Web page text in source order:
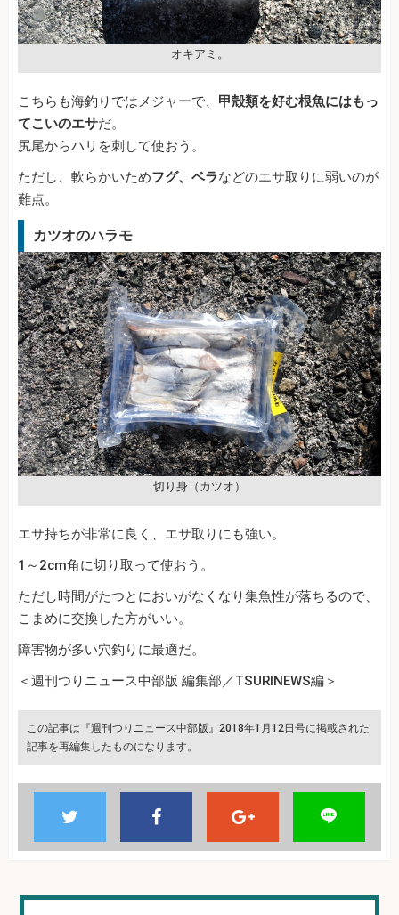
オキアミ。
こちらも海釣りではメジャーで、 甲殻類を好む根魚にはもっ
てこいのエサだ。
尻尾からハリを刺して使おう。
ただし、軟らかいためフグ、ベラなどのエサ取りに弱いのが
難点。
カツオのハラモ
切り身（カツオ）
エサ持ちが非常に良く、エサ取りにも強い。
1～2cm角に切り取って使おう。
ただし時間がたつとにおいがなくなり集魚性が落ちるので、
こまめに交換した方がいい。
障害物が多い穴釣りに最適だ。
＜週刊つりニュース中部版 編集部／TSURINEWS編＞
この記事は『週刊つりニュース中部版』2018年1月12日号に掲載された
記事を再編集したものになります。